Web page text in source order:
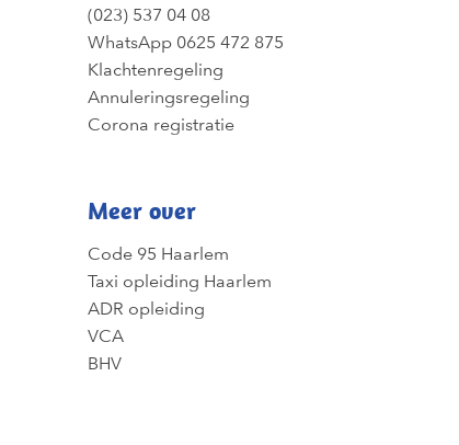
(023) 537 04 08
WhatsApp 0625 472 875
Klachtenregeling
Annuleringsregeling
Corona registratie
Meer over
Code 95 Haarlem
Taxi opleiding Haarlem
ADR opleiding
VCA
BHV